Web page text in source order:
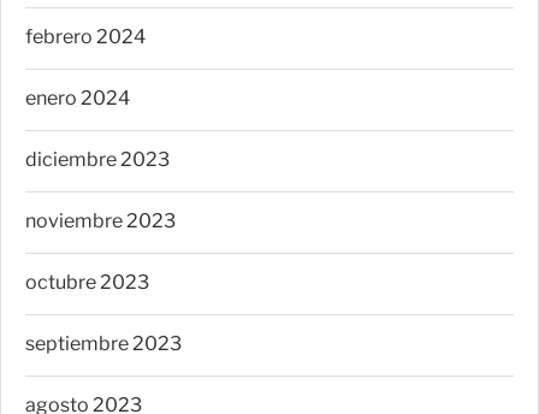
febrero 2024
enero 2024
diciembre 2023
noviembre 2023
octubre 2023
septiembre 2023
agosto 2023